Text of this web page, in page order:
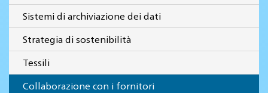
Sistemi di archiviazione dei dati
Strategia di sostenibilità
Tessili
Collaborazione con i fornitori